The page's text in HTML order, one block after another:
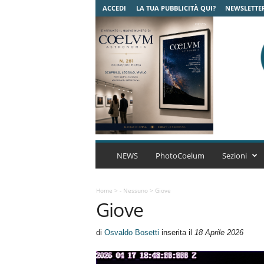
ACCEDI LA TUA PUBBLICITÀ QUI?
C
r
NEWS PhotoCoelum Sezioni
Home > - Nessuno> Giove
Giove
di Osvaldo Bosetti inserita il 18 Aprile 2026